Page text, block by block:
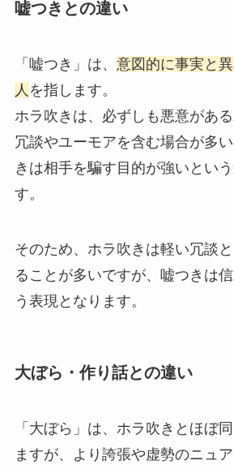
嘘つきとの違い
「嘘つき」は、 意図的に事実と
人 を指します。
ホラ吹きは、必ずしも悪意がある
冗談やユーモアを含む場合が多
きは相手を騙す目的が強いとい
す。
そのため、ホラ吹きは軽い冗談
ることが多いですが、嘘つきは
う表現となります。
大ぼら・作り話との違い
「大ぼら」は、ホラ吹きとほぼ
ますが、より誇張や虚勢のニュ